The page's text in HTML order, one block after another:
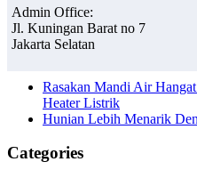
Admin Office:
Jl. Kuningan Barat no 7
Jakarta Selatan
Rasakan Mandi Air
Heater Listrik
Hunian Lebih Menarik
Categories